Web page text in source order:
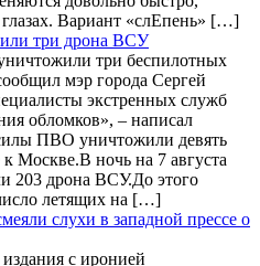
Вариант «слЕпень» […]
три дрона ВСУ
три беспилотных
мэр города Сергей
экстренных служб
обломков», – написал
ПВО уничтожили девять
Москве.В ночь на 7 августа
203 дрона ВСУ.До этого
летящих на […]
слухи в западной прессе о
с иронией